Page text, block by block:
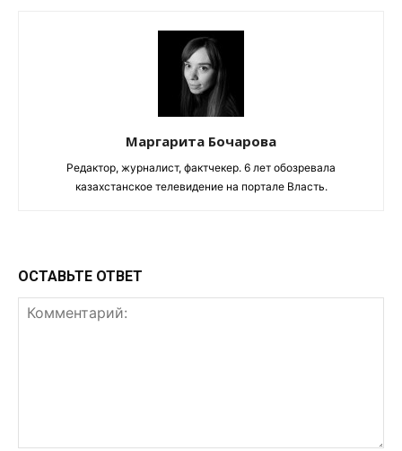
Маргарита Бочарова
Редактор, журналист, фактчекер. 6 лет обозревала
казахстанское телевидение на портале Власть.
ОСТАВЬТЕ ОТВЕТ